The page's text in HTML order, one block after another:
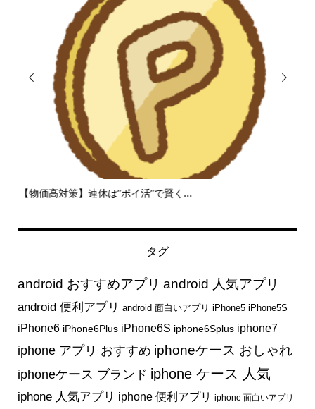

【物価高対策】連休は”ポイ活”で賢く...

タグ
android おすすめアプリ android 人気アプリ
android 便利アプリ android 面白いアプリ iPhone5 iPhone5S
iPhone6 iPhone6Plus iPhone6S iphone6Splus iphone7
iphone アプリ おすすめ iphoneケース おしゃれ
iphoneケース ブランド iphone ケース 人気
iphone 人気アプリ iphone 便利アプリ iphone 面白いアプリ